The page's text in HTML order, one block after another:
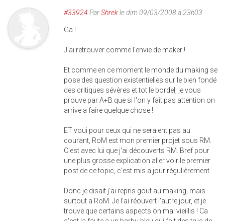
#33924 ParShrekle dim 09/03/2008 à 23h03
Ga !
J'ai retrouver comme l'envie de maker !
Et comme en ce moment le monde du making se
pose des question existentielles sur le bien fondé
des critiques sévères et tot le bordel, je vous
prouve par A+B que si l'on y fait pas attention on
arrive a faire quelque chose !
ET voui pour ceux qui ne seraient pas au
courant, RoM est mon premier projet sous RM.
C'est avec lui que j'ai découverts RM. Bref pour
une plus grosse explication aller voir le premier
post de ce topic, c'est mis a jour régulièrement.
Donc je disait j'ai repris gout au making, mais
surtout a RoM. Je l'ai réouvert l'autre jour, et je
trouve que certains aspects on mal vieillis ! Ca